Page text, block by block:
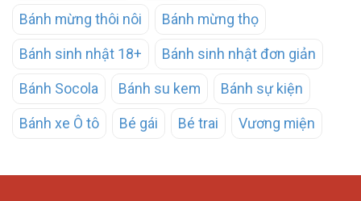
Bánh mừng thôi nôi Bánh mừng thọ
Bánh sinh nhật 18+ Bánh sinh nhật đơn giản
Bánh Socola Bánh su kem Bánh sự kiện
Bánh xe Ô tô Bé gái Bé trai Vương miện